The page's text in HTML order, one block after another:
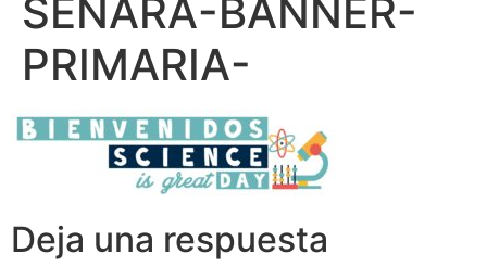
SENARA-BANNER-
PRIMARIA-
Deja una respuesta